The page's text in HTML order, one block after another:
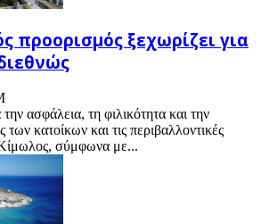
προορισμός ξεχωρίζει για
ασφάλεια, τη φιλικότητα και την
κατοίκων και τις περιβαλλοντικές
σύμφωνα με...